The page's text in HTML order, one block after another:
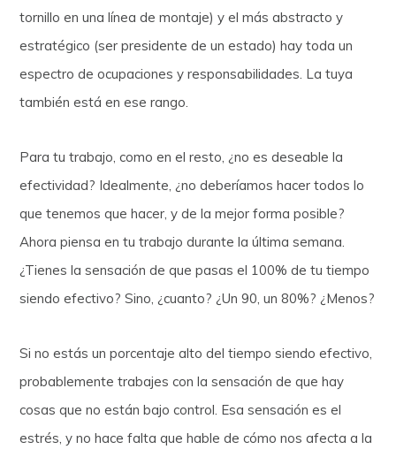
tornillo en una línea de montaje) y el más abstracto y
estratégico (ser presidente de un estado) hay toda un
espectro de ocupaciones y responsabilidades. La tuya
también está en ese rango.
Para tu trabajo, como en el resto, ¿no es deseable la
efectividad? Idealmente, ¿no deberíamos hacer todos lo
que tenemos que hacer, y de la mejor forma posible?
Ahora piensa en tu trabajo durante la última semana.
¿Tienes la sensación de que pasas el 100% de tu tiempo
siendo efectivo? Sino, ¿cuanto? ¿Un 90, un 80%? ¿Menos?
Si no estás un porcentaje alto del tiempo siendo efectivo,
probablemente trabajes con la sensación de que hay
cosas que no están bajo control. Esa sensación es el
estrés, y no hace falta que hable de cómo nos afecta a la